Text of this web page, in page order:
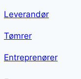
Leverandør
Tømrer
Entreprenører